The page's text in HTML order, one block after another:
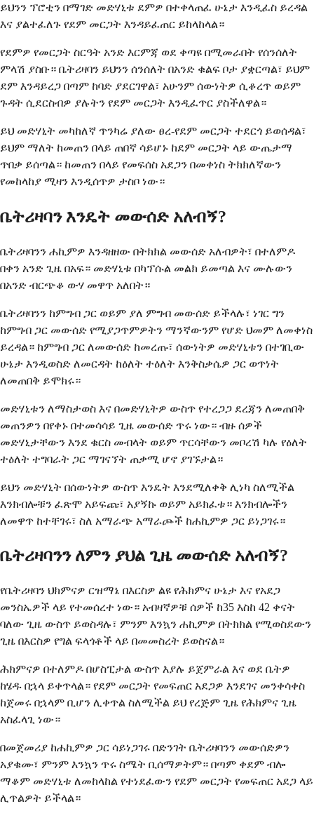
ይህንን ፕሮቲን በማገድ መድሃኒቱ ደምዎ በተቀላጠፈ ሁኔታ እንዲፈስ ይረዳል
እና ያልተፈለጉ የደም መርጋት እንዳይፈጠር ይከላከላል።
የደምዎ የመርጋት ስርዓት አንድ እርምጃ ወደ ቀጣዩ በሚመራበት የሰንሰለት
ምላሽ ያስቡ። ቤትሪዛባን ይህንን ሰንሰለት በአንድ ቁልፍ ቦታ ያቋርጣል፣ ይህም
ደም እንዳይረጋ በጣም ከባድ ያደርገዋል፣ አሁንም ሰውነትዎ ሲቆረጥ ወይም
ጉዳት ሲደርስብዎ ያሉትን የደም መርጋት እንዲፈጥር ያስችለዋል።
ይህ መድሃኒት መካከለኛ ጥንካሬ ያለው ፀረ-የደም መርጋት ተደርጎ ይወሰዳል፣
ይህም ማለት ከመጠን በላይ ጠበኛ ሳይሆኑ ከደም መርጋት ላይ ውጤታማ
ጥበቃ ይሰጣል። ከመጠን በላይ የመፍሰስ አደጋን በመቀነስ ትክክለኛውን
የመከላከያ ሚዛን እንዲሰጥዎ ታስቦ ነው።
ቤትሪዛባን እንዴት መውሰድ አለብኝ?
ቤትሪዛባንን ሐኪምዎ እንዳዘዘው በትክክል መውሰድ አለብዎት፣ በተለምዶ
በቀን አንድ ጊዜ በአፍ። መድሃኒቱ በካፕሱል መልክ ይመጣል እና ሙሉውን
በአንድ ብርጭቆ ውሃ መዋጥ አለበት።
ቤትሪዛባንን ከምግብ ጋር ወይም ያለ ምግብ መውሰድ ይችላሉ፣ ነገር ግን
ከምግብ ጋር መውሰድ የሚያጋጥምዎትን ማንኛውንም የሆድ ህመም ለመቀነስ
ይረዳል። ከምግብ ጋር ለመውሰድ ከመረጡ፣ ሰውነትዎ መድሃኒቱን በተገቢው
ሁኔታ እንዲወስድ ለመርዳት ከዕለት ተዕለት እንቅስቃሴዎ ጋር ወጥነት
ለመጠበቅ ይሞክሩ።
መድሃኒቱን ለማስታወስ እና በመድሃኒትዎ ውስጥ የተረጋጋ ደረጃን ለመጠበቅ
መጠንዎን በየቀኑ በተመሳሳይ ጊዜ መውሰድ ጥሩ ነው። ብዙ ሰዎች
መድሃኒታቸውን እንደ ቁርስ መብላት ወይም ጥርሳቸውን መቦረሽ ካሉ የዕለት
ተዕለት ተግባራት ጋር ማገናኘት ጠቃሚ ሆኖ ያገኙታል።
ይህን መድሃኒት በሰውነትዎ ውስጥ እንዴት እንደሚለቀቅ ሊነካ ስለሚችል
እንክብሎቹን ፈጽሞ አይፍጩ፣ አያኝኩ ወይም አይክፈቱ። እንክብሎችን
ለመዋጥ ከተቸገሩ፣ ስለ አማራጭ አማራጮች ከሐኪምዎ ጋር ይነጋገሩ።
ቤትሪዛባንን ለምን ያህል ጊዜ መውሰድ አለብኝ?
የቤትሪዛባን ህክምናዎ ርዝማኔ በእርስዎ ልዩ የሕክምና ሁኔታ እና የአደጋ
መንስኤዎች ላይ የተመሰረተ ነው። አብዛኛዎቹ ሰዎች ከ35 እስከ 42 ቀናት
ባለው ጊዜ ውስጥ ይወስዳሉ፣ ምንም እንኳን ሐኪምዎ በትክክል የሚወስደውን
ጊዜ በእርስዎ የግል ፍላጎቶች ላይ በመመስረት ይወስናል።
ሕክምናዎ በተለምዶ በሆስፒታል ውስጥ እያሉ ይጀምራል እና ወደ ቤትዎ
ከሄዱ በኋላ ይቀጥላል። የደም መርጋት የመፍጠር አደጋዎ እንደገና መንቀሳቀስ
ከጀመሩ በኋላም ቢሆን ሊቀጥል ስለሚችል ይህ የረጅም ጊዜ የሕክምና ጊዜ
አስፈላጊ ነው።
በመጀመሪያ ከሐኪምዎ ጋር ሳይነጋገሩ በድንገት ቤትሪዛባንን መውሰድዎን
አያቁሙ፣ ምንም እንኳን ጥሩ ስሜት ቢሰማዎትም። በጣም ቀደም ብሎ
ማቆም መድሃኒቱ ለመከላከል የተነደፈውን የደም መርጋት የመፍጠር አደጋ ላይ
ሊጥልዎት ይችላል።